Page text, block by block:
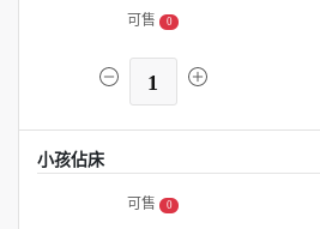
可售 0
1
小孩佔床
可售 0